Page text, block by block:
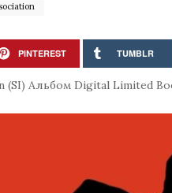
PINTEREST TUMBLR
(SI) Альбом Digital Limited